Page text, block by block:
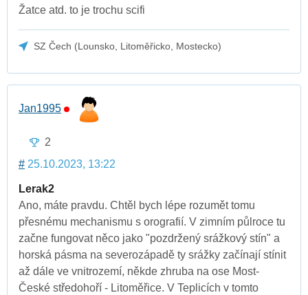
Žatce atd. to je trochu scifi
SZ Čech (Lounsko, Litoměřicko, Mostecko)
Jan1995
2
# 25.10.2023, 13:22
Lerak2
Ano, máte pravdu. Chtěl bych lépe rozumět tomu
přesnému mechanismu s orografií. V zimním půlroce tu
začne fungovat něco jako "pozdržený srážkový stín" a
horská pásma na severozápadě ty srážky začínají stínit
až dále ve vnitrozemí, někde zhruba na ose Most-
České středohoří - Litoměřice. V Teplicích v tomto